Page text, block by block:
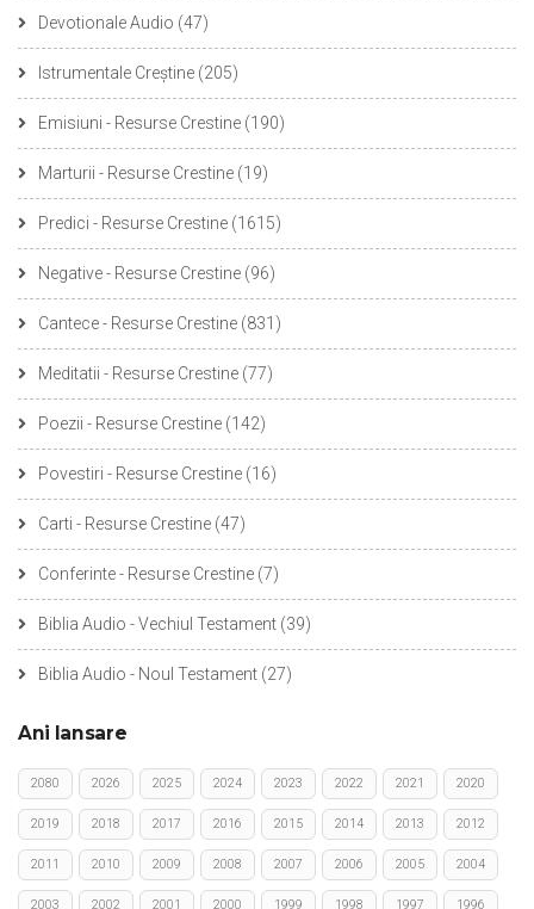
Devotionale Audio (47)
Istrumentale Creștine (205)
Emisiuni - Resurse Crestine (190)
Marturii - Resurse Crestine (19)
Predici - Resurse Crestine (1615)
Negative - Resurse Crestine (96)
Cantece - Resurse Crestine (831)
Meditatii - Resurse Crestine (77)
Poezii - Resurse Crestine (142)
Povestiri - Resurse Crestine (16)
Carti - Resurse Crestine (47)
Conferinte - Resurse Crestine (7)
Biblia Audio - Vechiul Testament (39)
Biblia Audio - Noul Testament (27)
Ani lansare
2080 2026 2025 2024 2023 2022 2021 2020
2019 2018 2017 2016 2015 2014 2013 2012
2011 2010 2009 2008 2007 2006 2005 2004
2003 2002 2001 2000 1999 1998 1997 1996